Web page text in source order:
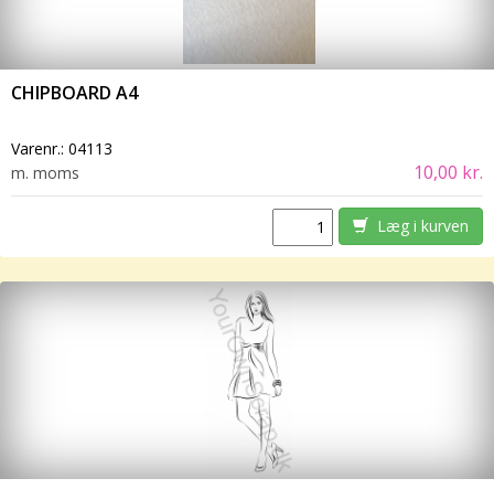
CHIPBOARD A4
Varenr.: 04113
m. moms
10,00 kr.
Læg i kurven